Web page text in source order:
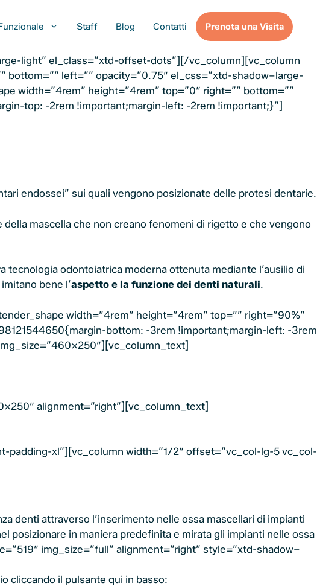
Staff Blog Contatti Prenota una Visita
light” el_class=”xtd-offset-dots”][/vc_column][vc_column
bottom=”” left=”” opacity=”0.75″ el_css=”xtd-shadow–large-
width=”4rem” height=”4rem” top=”0″ right=”” bottom=””
top: -2rem !important;margin-left: -2rem !important;}”]
endossei” sui quali vengono posizionate delle protesi dentarie.
mascella che non creano fenomeni di rigetto e che vengono
tecnologia odontoiatrica moderna ottenuta mediante l’ausilio di
bene l’aspetto e la funzione dei denti naturali.
width=”4rem” height=”4rem” top=”” right=”90%”
bottom: -3rem !important;margin-left: -3rem
alignment=”right”][vc_column_text]
xl”][vc_column width=”1/2″ offset=”vc_col-lg-5 vc_col-
denti attraverso l’inserimento nelle ossa mascellari di impianti
posizionare in maniera predefinita e mirata gli impianti nelle ossa
img_size=”full” alignment=”right” style=”xtd-shadow–
cliccando il pulsante qui in basso: